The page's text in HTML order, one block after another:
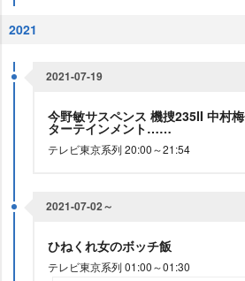
2021
2021-07-19
今野敏サスペンス 機捜235II 中村
ターテインメント……
テレビ東京系列 20:00～21:54
2021-07-02～
ひねくれ女のボッチ飯
テレビ東京系列 01:00～01:30